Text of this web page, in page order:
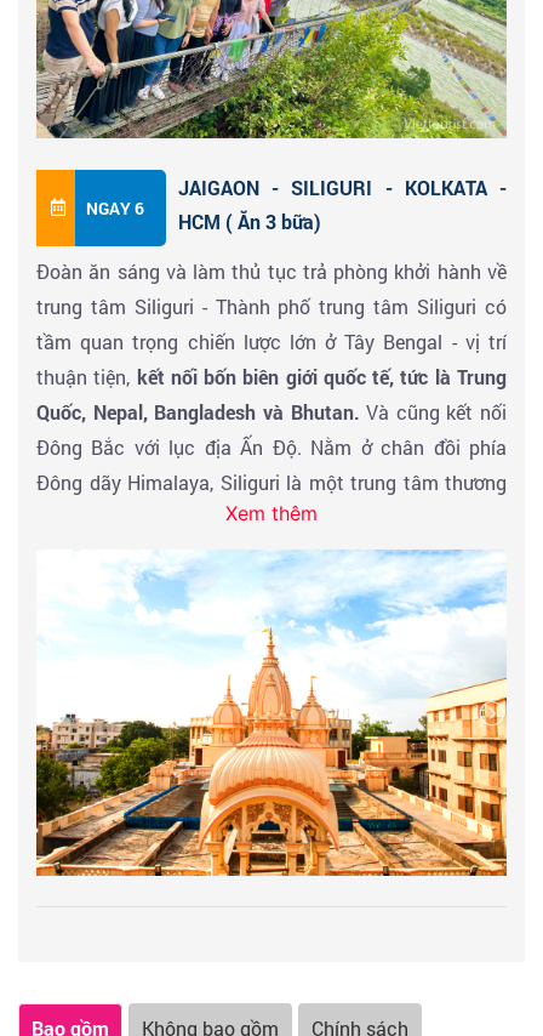
phủ, các tu viện và dân sự, và nó được xây dựng từ thế
kỷ 18.+ Bảo tàng dân gian Bhutan tại thủ đô Thimphu
Ăn tối, về khách sạn nghỉ ngơikhách sạn 3 sao*.Tự
do khám pháThimphu
NGAY 6
JAIGAON - SILIGURI - KOLKATA -
HCM ( Ăn 3 bữa)
Đoàn ăn sáng và làm thủ tục trả phòng khởi hành về
trung tâm Siliguri - Thành phố trung tâm Siliguri có
tầm quan trọng chiến lược lớn ở Tây Bengal - vị trí
thuận tiện, kết nối bốn biên giới quốc tế, tức là Trung
Quốc, Nepal, Bangladesh và Bhutan.Và cũng kết nối
Đông Bắc với lục địa Ấn Độ. Nằm ở chân đồi phía
Đông dãy Himalaya, Siliguri là một trung tâm thương
mại, giáo dục và giao thông quan trọng.
Đoàn ghé tham quan Cửa khẩu biên giới
Banglabandha - Phulbari và check inBANGLADESH
ZERO POINT.Đoàn ăn trưa và tham quan
+ Tu viện Salugara :Tu viện này được thành lập bởi
các nhà sư Phật giáo Tây Tạng, những người cũng là
tín đồ của Đức Đạt Lai Lạt Ma vĩ đại. Ở đây cũng có
một bảo tháp cao khoảng 100 feet và được xây dựng
bởi một trong những Lạt ma Tây Tạng tên là Kalu
Rinpoche.
Đoàn khởi hành ra sân bayBagdogralàm thủ tục đáp
kết thúc chương trình.
Xem thêm
Bao gồm Không bao gồm Chính sách